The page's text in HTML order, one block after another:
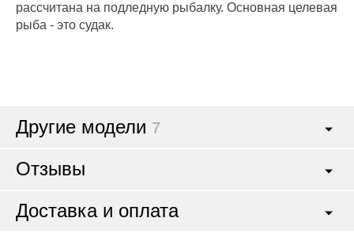
рассчитана на подледную рыбалку. Основная целевая
рыба - это судак.
Другие модели 7
Отзывы
Доставка и оплата